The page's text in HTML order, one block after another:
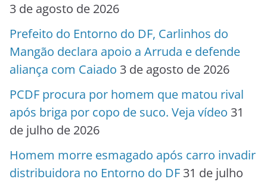
3 de agosto de 2026
Prefeito do Entorno do DF, Carlinhos do
Mangão declara apoio a Arruda e defende
aliança com Caiado 3 de agosto de 2026
PCDF procura por homem que matou rival
após briga por copo de suco. Veja vídeo 31
de julho de 2026
Homem morre esmagado após carro invadir
distribuidora no Entorno do DF 31 de julho